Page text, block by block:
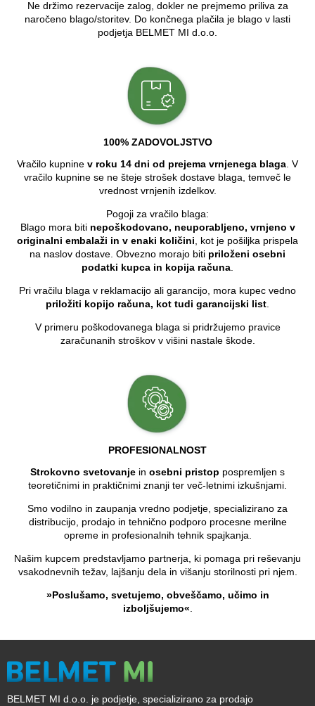
Ne držimo rezervacije zalog, dokler ne prejmemo priliva za
naročeno blago/storitev. Do končnega plačila je blago v lasti
podjetja BELMET MI d.o.o.
100% ZADOVOLJSTVO
Vračilo kupnine v roku 14 dni od prejema vrnjenega blaga . V
vračilo kupnine se ne šteje strošek dostave blaga, temveč le
vrednost vrnjenih izdelkov.
Pogoji za vračilo blaga:
Blago mora biti nepoškodovano, neuporabljeno, vrnjeno v
originalni embalaži in v enaki količini , kot je pošiljka prispela
na naslov dostave. Obvezno morajo biti priloženi osebni
podatki kupca in kopija računa
Pri vračilu blaga v reklamacijo ali garancijo, mora kupec vedno
priložiti kopijo računa, kot tudi garancijski list
V primeru poškodovanega blaga si pridržujemo pravice
zaračunanih stroškov v višini nastale škode.
PROFESIONALNOST
Strokovno svetovanje in osebni pristop pospremljen s
teoretičnimi in praktičnimi znanji ter več-letnimi izkušnjami.
Smo vodilno in zaupanja vredno podjetje, specializirano za
distribucijo, prodajo in tehnično podporo procesne merilne
opreme in profesionalnih tehnik spajkanja.
Našim kupcem predstavljamo partnerja, ki pomaga pri reševanju
vsakodnevnih težav, lajšanju dela in višanju storilnosti pri njem.
»Poslušamo, svetujemo, obveščamo, učimo in
izboljšujemo«
BELMET MI d.o.o. je podjetje, specializirano za prodajo